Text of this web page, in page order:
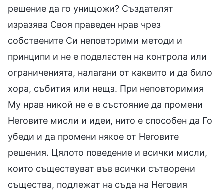
решение да го унищожи? Създателят
изразява Своя праведен нрав чрез
собствените Си неповторими методи и
принципи и не е подвластен на контрола или
ограниченията, налагани от каквито и да било
хора, събития или неща. При неповторимия
Му нрав никой не е в състояние да промени
Неговите мисли и идеи, нито е способен да Го
убеди и да промени някое от Неговите
решения. Цялото поведение и всички мисли,
които съществуват във всички сътворени
същества, подлежат на съда на Неговия